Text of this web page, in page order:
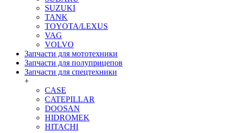
SUZUKI
TANK
TOYOTA/LEXUS
VAG
VOLVO
Запчасти для мототехники
Запчасти для полуприцепов
Запчасти для спецтехники
+
CASE
CATEPILLAR
DOOSAN
HIDROMEK
HITACHI